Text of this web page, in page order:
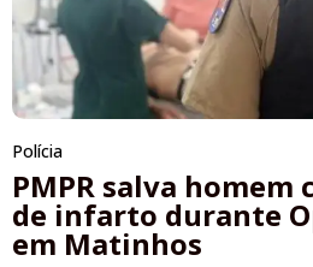
Polícia
PMPR salva homem
de infarto durante
em Matinhos